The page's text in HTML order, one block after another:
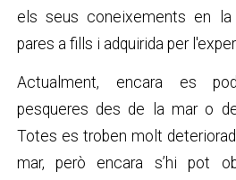
els seus coneixements en la
pares a fills i adquirida per
Actualment, encara es
pesqueres des de la mar o
Totes es troben molt
mar, però encara s’hi pot